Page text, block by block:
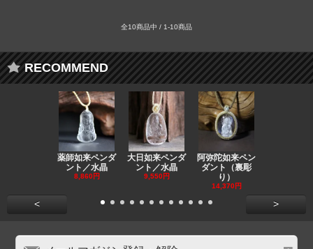
全10商品中 / 1-10商品
RECOMMEND
薬師如来ペンダ
ント／水晶
8,860円
大日如来ペンダ
ント／水晶
9,550円
阿弥陀如来ペン
ダント（裏彫
り）
14,370円
< >